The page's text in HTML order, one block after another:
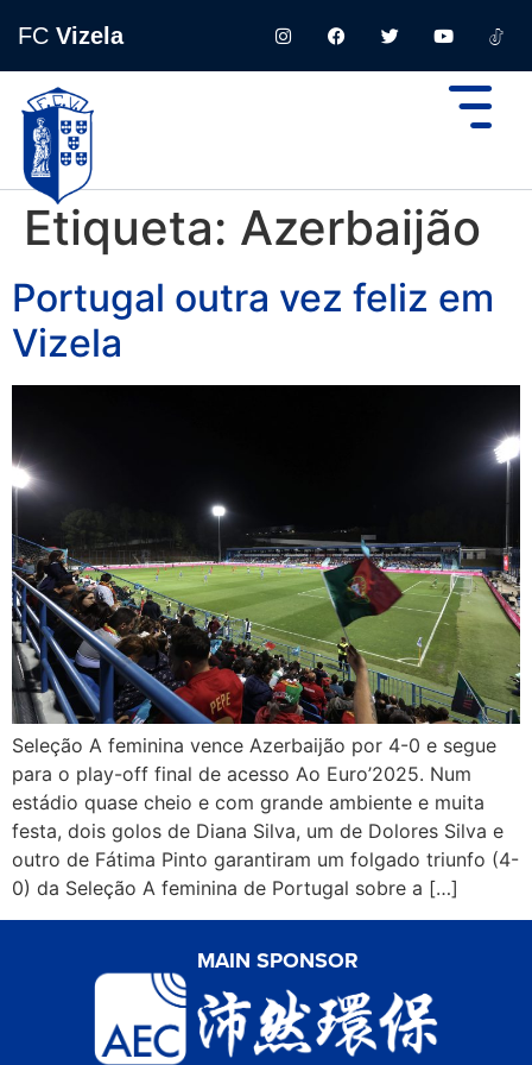
FC Vizela
Etiqueta: Azerbaijão
Portugal outra vez feliz em
Vizela
Seleção A feminina vence Azerbaijão por 4-0 e segue
para o play-off final de acesso Ao Euro’2025. Num
estádio quase cheio e com grande ambiente e muita
festa, dois golos de Diana Silva, um de Dolores Silva e
outro de Fátima Pinto garantiram um folgado triunfo (4-
0) da Seleção A feminina de Portugal sobre a […]
MAIN SPONSOR